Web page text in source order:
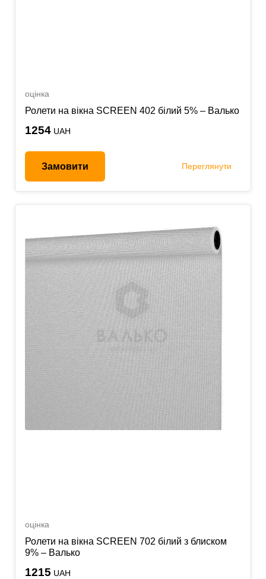
оцінка
Ролети на вікна SCREEN 402 білий 5% – Валько
1254 UAH
Замовити Переглянути
оцінка
Ролети на вікна SCREEN 702 білий з блиском
9% – Валько
1215 UAH